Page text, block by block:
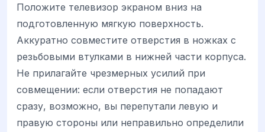
Положите телевизор экраном вниз на
подготовленную мягкую поверхность.
Аккуратно совместите отверстия в ножках с
резьбовыми втулками в нижней части корпуса.
Не прилагайте чрезмерных усилий при
совмещении: если отверстия не попадают
сразу, возможно, вы перепутали левую и
правую стороны или неправильно определили